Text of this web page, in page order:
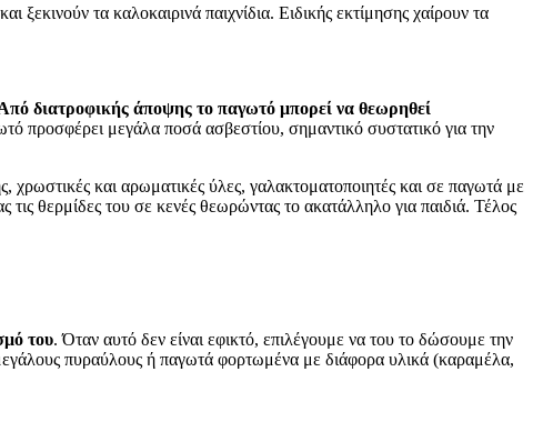
τα καλοκαιρινά παιχνίδια. Ειδικής εκτίμησης χαίρουν τα
διατροφικής άποψης το παγωτό μπορεί να θεωρηθεί
προσφέρει μεγάλα ποσά ασβεστίου, σημαντικό συστατικό για την
χρωστικές και αρωματικές ύλες, γαλακτοματοποιητές και σε παγωτά με
θερμίδες του σε κενές θεωρώντας το ακατάλληλο για παιδιά. Τέλος
του. Όταν αυτό δεν είναι εφικτό, επιλέγουμε να του το δώσουμε την
πυραύλους ή παγωτά φορτωμένα με διάφορα υλικά (καραμέλα,